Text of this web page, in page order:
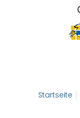
Startseite